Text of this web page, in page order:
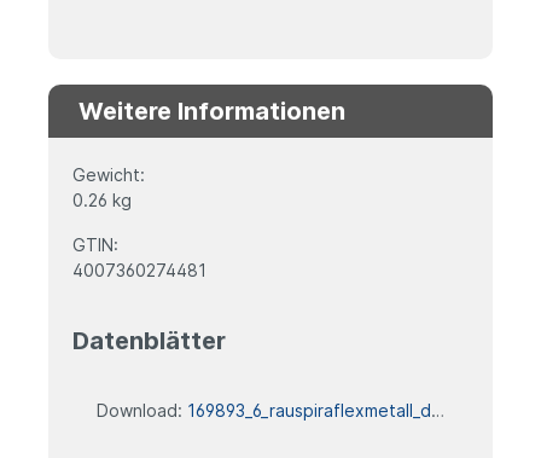
Weitere Informationen
Gewicht:
0.26 kg
GTIN:
4007360274481
Datenblätter
Download: 169893_6_rauspiraflexmetall_datenblatt